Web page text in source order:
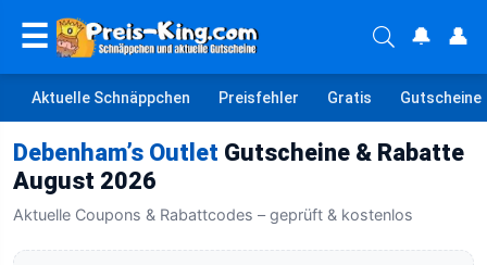
☰ 🔔 👤
Aktuelle Schnäppchen Preisfehler Gratis Gutscheine
Debenham’s Outlet Gutscheine & Rabatte
August 2026
Aktuelle Coupons & Rabattcodes – geprüft & kostenlos